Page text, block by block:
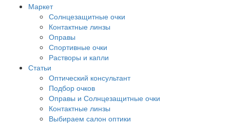
Маркет
Солнцезащитные очки
Контактные линзы
Оправы
Спортивные очки
Растворы и капли
Статьи
Оптический консультант
Подбор очков
Оправы и Солнцезащитные очки
Контактные линзы
Выбираем салон оптики